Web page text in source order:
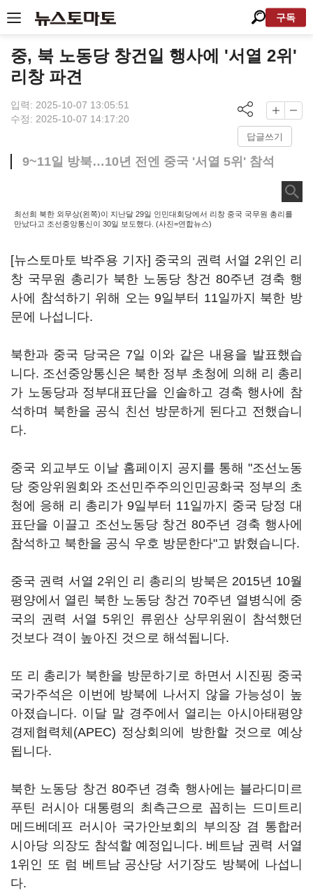
구독
중, 북 노동당 창건일 행사에 '서열 2위'
리창 파견
입력: 2025-10-07 13:05:51
수정: 2025-10-07 14:17:20
답글쓰기
9~11일 방북…10년 전엔 중국 '서열 5위' 참석
최선희 북한 외무상(왼쪽)이 지난달 29일 인민대회당에서 리창 중국 국무원 총리를
만났다고 조선중앙통신이 30일 보도했다. (사진=연합뉴스)
[뉴스토마토 박주용 기자] 중국의 권력 서열 2위인 리
창 국무원 총리가 북한 노동당 창건 80주년 경축 행
사에 참석하기 위해 오는 9일부터 11일까지 북한 방
문에 나섭니다.
북한과 중국 당국은 7일 이와 같은 내용을 발표했습
니다. 조선중앙통신은 북한 정부 초청에 의해 리 총리
가 노동당과 정부대표단을 인솔하고 경축 행사에 참
석하며 북한을 공식 친선 방문하게 된다고 전했습니
다.
중국 외교부도 이날 홈페이지 공지를 통해 "조선노동
당 중앙위원회와 조선민주주의인민공화국 정부의 초
청에 응해 리 총리가 9일부터 11일까지 중국 당정 대
표단을 이끌고 조선노동당 창건 80주년 경축 행사에
참석하고 북한을 공식 우호 방문한다"고 밝혔습니다.
중국 권력 서열 2위인 리 총리의 방북은 2015년 10월
평양에서 열린 북한 노동당 창건 70주년 열병식에 중
국의 권력 서열 5위인 류윈산 상무위원이 참석했던
것보다 격이 높아진 것으로 해석됩니다.
또 리 총리가 북한을 방문하기로 하면서 시진핑 중국
국가주석은 이번에 방북에 나서지 않을 가능성이 높
아졌습니다. 이달 말 경주에서 열리는 아시아태평양
경제협력체(APEC) 정상회의에 방한할 것으로 예상
됩니다.
북한 노동당 창건 80주년 경축 행사에는 블라디미르
푸틴 러시아 대통령의 최측근으로 꼽히는 드미트리
메드베데프 러시아 국가안보회의 부의장 겸 통합러
시아당 의장도 참석할 예정입니다. 베트남 권력 서열
1위인 또 럼 베트남 공산당 서기장도 방북에 나섭니
다.